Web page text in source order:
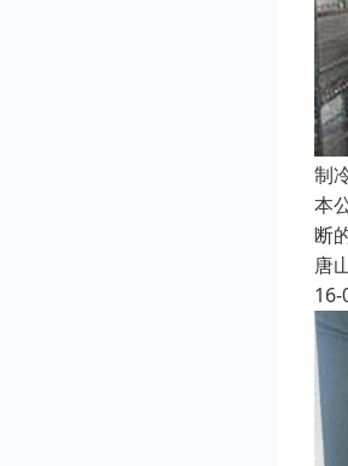
制
本
断
唐
16-